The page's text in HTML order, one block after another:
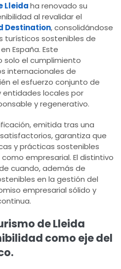
Lleidaha renovado su
al revalidar el
Destination, consolidándose
turísticos sostenibles de
España. Este
solo el cumplimiento
internacionales de
el esfuerzo conjunto de
entidades locales por
y regenerativo.
emitida tras una
garantiza que
y prácticas sostenibles
empresarial. El distintivo
cuando, además de
en la gestión del
empresarial sólido y
de Lleida
como eje del